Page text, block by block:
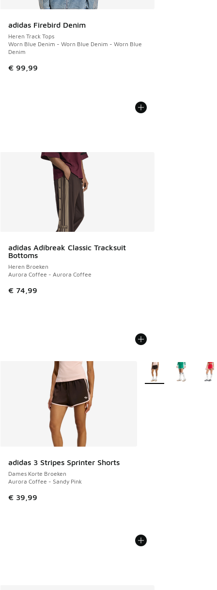
adidas Firebird Denim
Heren Track Tops
Worn Blue Denim - Worn Blue Denim - Worn Blue
Denim
€ 99,99
adidas Adibreak Classic Tracksuit
Bottoms
Heren Broeken
Aurora Coffee - Aurora Coffee
€ 74,99
adidas 3 Stripes Sprinter Shorts
Dames Korte Broeken
Aurora Coffee - Sandy Pink
€ 39,99
Meer kleuren